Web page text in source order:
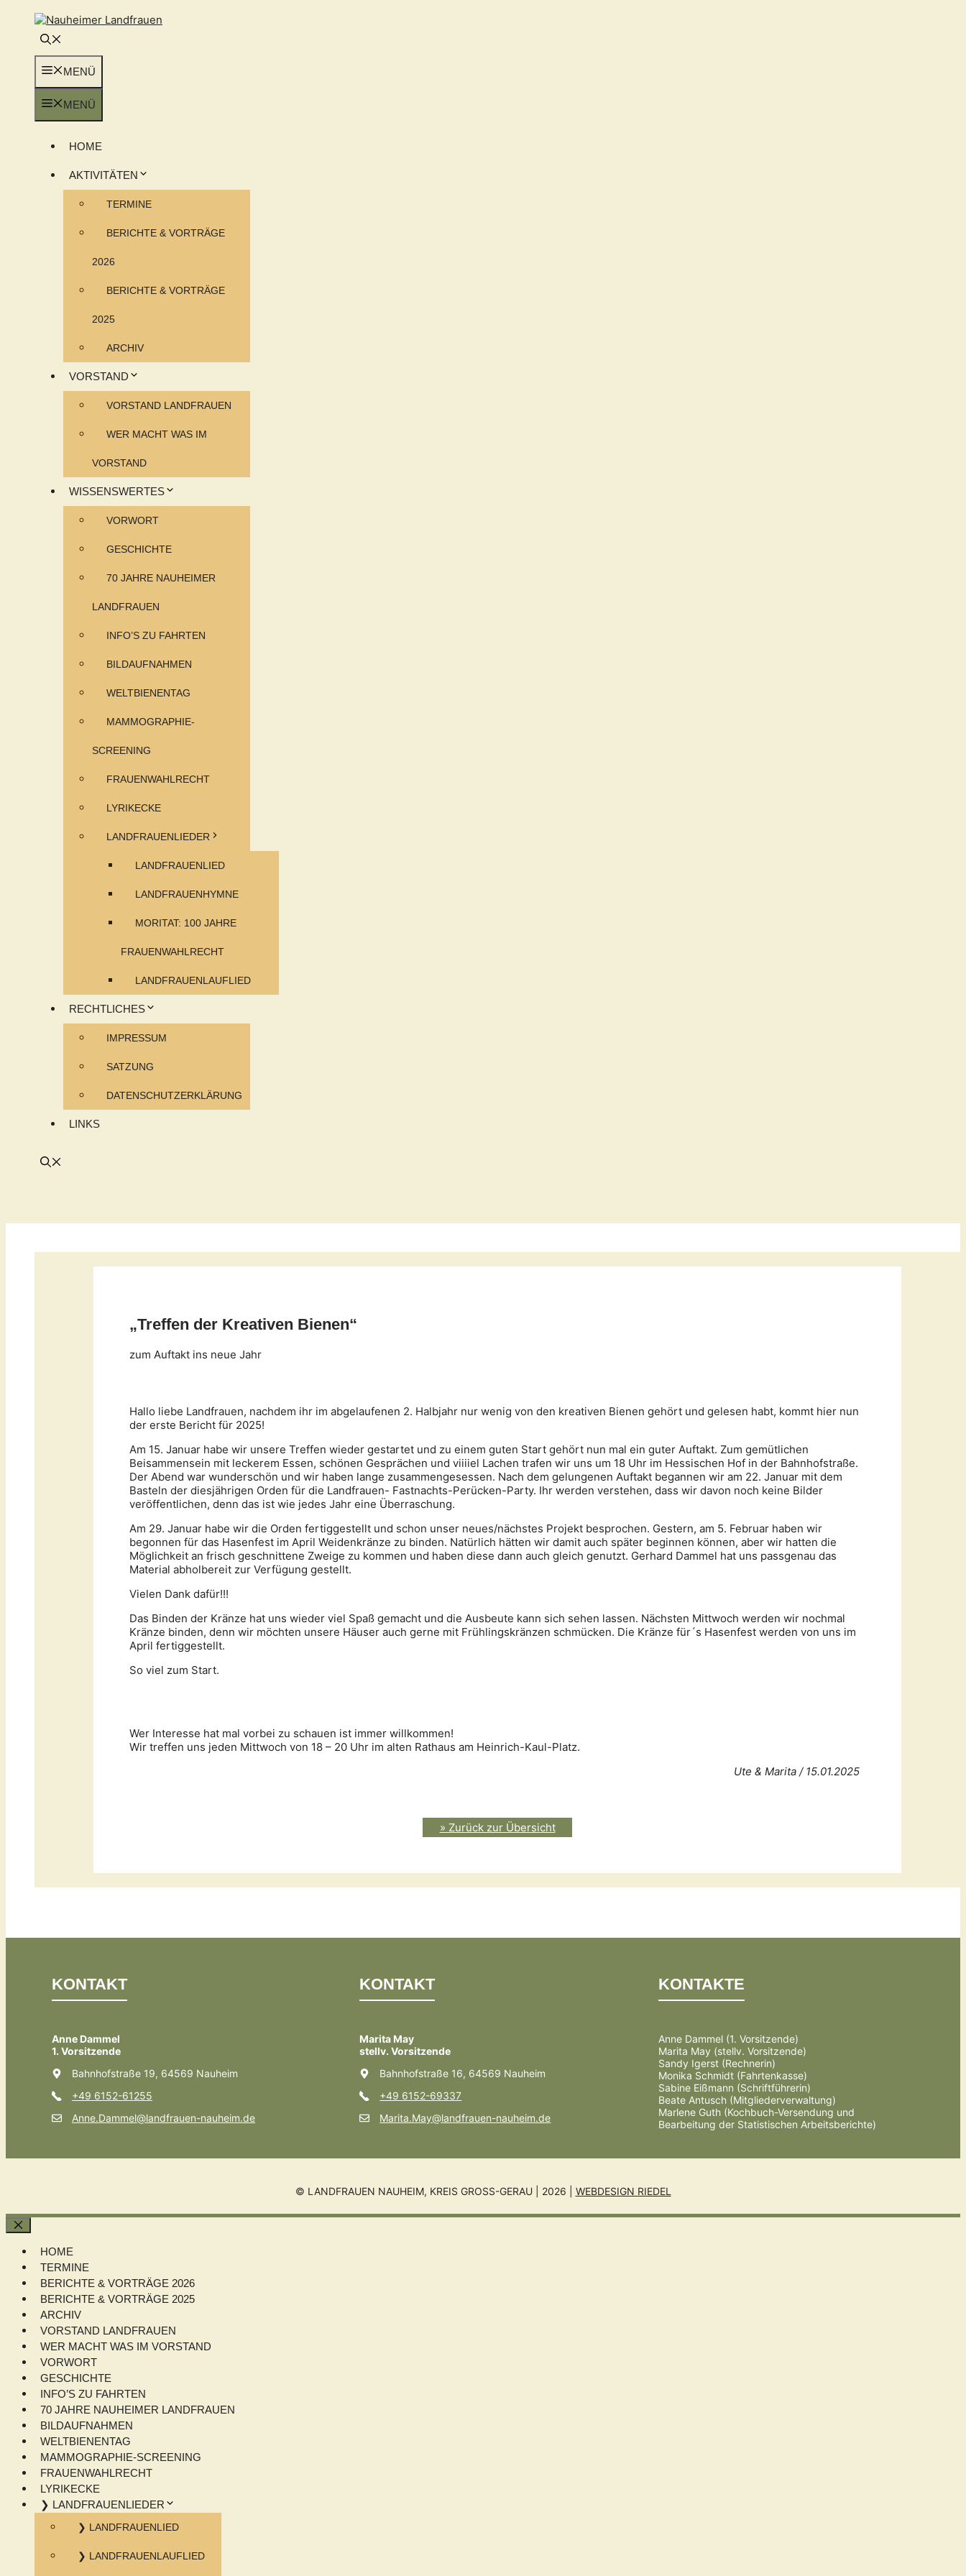
springen
MENÜ
MENÜ
HOME
AKTIVITÄTEN
TERMINE
BERICHTE & VORTRÄGE
2026
BERICHTE & VORTRÄGE
2025
ARCHIV
VORSTAND
VORSTAND LANDFRAUEN
WER MACHT WAS IM
VORSTAND
WISSENSWERTES
VORWORT
GESCHICHTE
70 JAHRE NAUHEIMER
LANDFRAUEN
INFO’S ZU FAHRTEN
BILDAUFNAHMEN
WELTBIENENTAG
MAMMOGRAPHIE-
SCREENING
FRAUENWAHLRECHT
LYRIKECKE
LANDFRAUENLIEDER
LANDFRAUENLIED
LANDFRAUENHYMNE
MORITAT: 100 JAHRE
FRAUENWAHLRECHT
LANDFRAUENLAUFLIED
RECHTLICHES
IMPRESSUM
SATZUNG
DATENSCHUTZERKLÄRUNG
LINKS
„Treffen der Kreativen Bienen“
zum Auftakt ins neue Jahr
Hallo liebe Landfrauen, nachdem ihr im abgelaufenen 2. Halbjahr nur wenig von den kreativen Bienen gehört und gelesen habt, kommt hier nun
der erste Bericht für 2025!
Am 15. Januar habe wir unsere Treffen wieder gestartet und zu einem guten Start gehört nun mal ein guter Auftakt. Zum gemütlichen
Beisammensein mit leckerem Essen, schönen Gesprächen und viiiiel Lachen trafen wir uns um 18 Uhr im Hessischen Hof in der Bahnhofstraße.
Der Abend war wunderschön und wir haben lange zusammengesessen. Nach dem gelungenen Auftakt begannen wir am 22. Januar mit dem
Basteln der diesjährigen Orden für die Landfrauen- Fastnachts-Perücken-Party. Ihr werden verstehen, dass wir davon noch keine Bilder
veröffentlichen, denn das ist wie jedes Jahr eine Überraschung.
Am 29. Januar habe wir die Orden fertiggestellt und schon unser neues/nächstes Projekt besprochen. Gestern, am 5. Februar haben wir
begonnen für das Hasenfest im April Weidenkränze zu binden. Natürlich hätten wir damit auch später beginnen können, aber wir hatten die
Möglichkeit an frisch geschnittene Zweige zu kommen und haben diese dann auch gleich genutzt. Gerhard Dammel hat uns passgenau das
Material abholbereit zur Verfügung gestellt.
Vielen Dank dafür!!!
Das Binden der Kränze hat uns wieder viel Spaß gemacht und die Ausbeute kann sich sehen lassen. Nächsten Mittwoch werden wir nochmal
Kränze binden, denn wir möchten unsere Häuser auch gerne mit Frühlingskränzen schmücken. Die Kränze für´s Hasenfest werden von uns im
April fertiggestellt.
So viel zum Start.
Wer Interesse hat mal vorbei zu schauen ist immer willkommen!
Wir treffen uns jeden Mittwoch von 18 – 20 Uhr im alten Rathaus am Heinrich-Kaul-Platz.
Ute & Marita / 15.01.2025
» Zurück zur Übersicht
KONTAKT
Anne Dammel
1. Vorsitzende
Bahnhofstraße 19, 64569 Nauheim
+49 6152-61255
Anne.Dammel@landfrauen-nauheim.de
KONTAKT
Marita May
stellv. Vorsitzende
Bahnhofstraße 16, 64569 Nauheim
+49 6152-69337
Marita.May@landfrauen-nauheim.de
KONTAKTE
Anne Dammel (1. Vorsitzende)
Marita May (stellv. Vorsitzende)
Sandy Igerst (Rechnerin)
Monika Schmidt (Fahrtenkasse)
Sabine Eißmann (Schriftführerin)
Beate Antusch (Mitgliederverwaltung)
Marlene Guth (Kochbuch-Versendung und
Bearbeitung der Statistischen Arbeitsberichte)
© LANDFRAUEN NAUHEIM, KREIS GROSS-GERAU | 2026 | WEBDESIGN RIEDEL
Schließen
HOME
TERMINE
BERICHTE & VORTRÄGE 2026
BERICHTE & VORTRÄGE 2025
ARCHIV
VORSTAND LANDFRAUEN
WER MACHT WAS IM VORSTAND
VORWORT
GESCHICHTE
INFO’S ZU FAHRTEN
70 JAHRE NAUHEIMER LANDFRAUEN
BILDAUFNAHMEN
WELTBIENENTAG
MAMMOGRAPHIE-SCREENING
FRAUENWAHLRECHT
LYRIKECKE
❯ LANDFRAUENLIEDER
❯ LANDFRAUENLIED
❯ LANDFRAUENLAUFLIED